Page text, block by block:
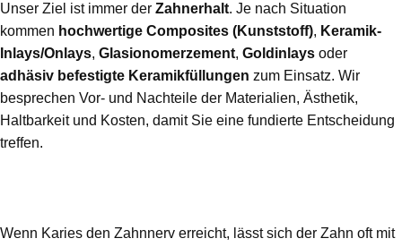
Unser Ziel ist immer der Zahnerhalt. Je nach Situation
kommen hochwertige Composites (Kunststoff), Keramik-
Inlays/Onlays, Glasionomerzement, Goldinlays oder
adhäsiv befestigte Keramikfüllungen zum Einsatz. Wir
besprechen Vor- und Nachteile der Materialien, Ästhetik,
Haltbarkeit und Kosten, damit Sie eine fundierte Entscheidung
treffen.
Wenn Karies den Zahnnerv erreicht, lässt sich der Zahn oft mit